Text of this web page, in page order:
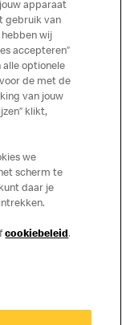
apparaat
gebruik van
hebben wij
accepteren”
alle optionele
de met de
van jouw
klikt,
we
scherm te
daar je
cookiebeleid.